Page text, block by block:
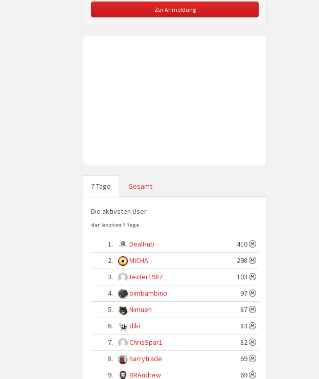
Zur Anmeldung
7 Tage Gesamt
Die aktivsten User
der letzten 7 Tage
1. DealHub
410
2.
MlCHA
298
3.
texter1987
103
4.
bimbambino
97
5.
Nimueh
87
6.
diki
83
7.
ChrisSpar1
82
8.
harrytrade
69
9.
BRAndrew 69